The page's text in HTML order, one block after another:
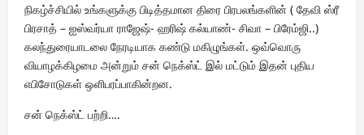
நிகழ்ச்சியில் உங்களுக்கு பிடித்தமான திரை பிரபலங்களின் ( தேவி ஸ்ரீ
பிரசாத் – ஐஸ்வர்யா ராஜேஷ்- ஹரிஷ் கல்யாண்- சிவா – பிரேம்ஜி..)
கலந்துரையாடலை நேரடியாக கண்டு மகிழுங்கள். ஒவ்வொரு
வியாழக்கிழமை அன்றும் சன் நெக்ஸ்ட் இல் மட்டும் இதன் புதிய
எபிசோடுகள் ஒளிபரப்பாகின்றன.
சன் நெக்ஸ்ட் பற்றி….